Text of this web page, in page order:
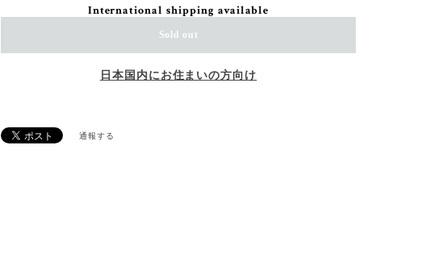
International shipping available
Sold out
日本国内にお住まいの方向け
通報する